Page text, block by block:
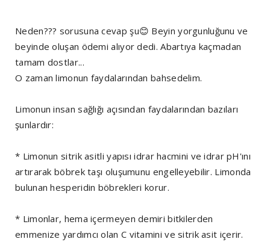
Neden??? sorusuna cevap şu😊 Beyin yorgunluğunu ve
beyinde oluşan ödemi alıyor dedi. Abartıya kaçmadan
tamam dostlar...
O zaman limonun faydalarından bahsedelim.
Limonun insan sağlığı açısından faydalarından bazıları
şunlardır:
* Limonun sitrik asitli yapısı idrar hacmini ve idrar pH'ını
artırarak böbrek taşı oluşumunu engelleyebilir. Limonda
bulunan hesperidin böbrekleri korur.
* Limonlar, hema içermeyen demiri bitkilerden
emmenize yardımcı olan C vitamini ve sitrik asit içerir.